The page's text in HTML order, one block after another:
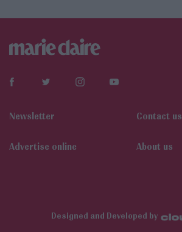
Newsletter Contact us
Αdvertise online About us
Designed and Developed by